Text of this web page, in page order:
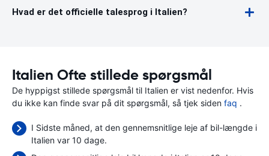
Hvad er det officielle talesprog i Italien?
Italien Ofte stillede spørgsmål
De hyppigst stillede spørgsmål til Italien er vist nedenfor. Hvis
du ikke kan finde svar på dit spørgsmål, så tjek siden faq .
I Sidste måned, at den gennemsnitlige leje af bil-længde i
Italien var 10 dage.